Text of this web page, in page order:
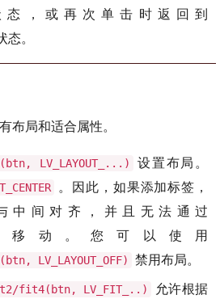
态，或再次单击时返回到
态。
布局和适合属性。
LV_LAYOUT_...)
设置布局。
。因此，如果添加标签，
中间对齐，并且无法通过
移动。您可以使用
LV_LAYOUT_OFF) 禁用布局。
fit4(btn, LV_FIT_..)
允许根据